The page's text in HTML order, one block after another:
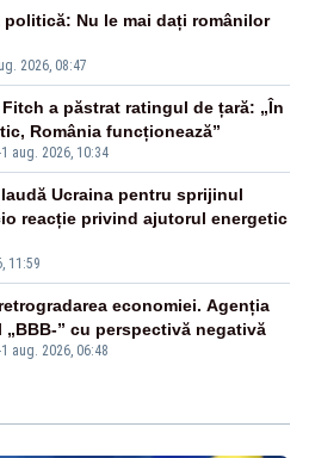
2026, 08:47
politică: Nu le mai dați românilor
1 aug. 2026, 10:34
a păstrat ratingul de țară: „În
România funcționează”
11:59
Ucraina pentru sprijinul
reacție privind ajutorul energetic
1 aug. 2026, 06:48
economiei. Agenția
” cu perspectivă negativă